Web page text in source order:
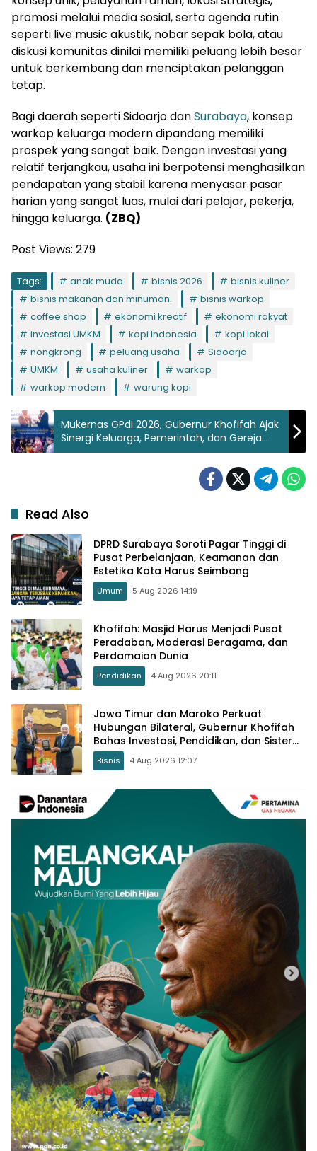
promosi melalui media sosial, serta agenda rutin
seperti live music akustik, nobar sepak bola, atau
diskusi komunitas dinilai memiliki peluang lebih besar
untuk berkembang dan menciptakan pelanggan
tetap.
Bagi daerah seperti Sidoarjo danSurabaya, konsep
warkop keluarga modern dipandang memiliki
prospek yang sangat baik. Dengan investasi yang
relatif terjangkau, usaha ini berpotensi menghasilkan
pendapatan yang stabil karena menyasar pasar
harian yang sangat luas, mulai dari pelajar, pekerja,
hingga keluarga. (ZBQ)
Post Views: 279
Tags: anak muda bisnis 2026
bisnis kuliner
bisnis makanan dan minuman.
bisnis warkop
coffee shop
ekonomi kreatif
ekonomi rakyat
investasi UMKM
kopi Indonesia
kopi lokal
nongkrong
peluang usaha
Sidoarjo
UMKM
usaha kuliner
warkop
warkop modern
warung kopi
Mukernas GPdI 2026, Gubernur Khofifah Ajak
Sinergi Keluarga, Pemerintah, dan Gereja
Bangun Bangsa
Read Also
DPRD Surabaya Soroti Pagar Tinggi di
Pusat Perbelanjaan, Keamanan dan
Estetika Kota Harus Seimbang
Umum 5 Aug 2026 14:19
Khofifah: Masjid Harus Menjadi Pusat
Peradaban, Moderasi Beragama, dan
Perdamaian Dunia
Pendidikan 4 Aug 2026 20:11
Jawa Timur dan Maroko Perkuat
Hubungan Bilateral, Gubernur Khofifah
Bahas Investasi, Pendidikan, dan Sister
Province
Bisnis 4 Aug 2026 12:07